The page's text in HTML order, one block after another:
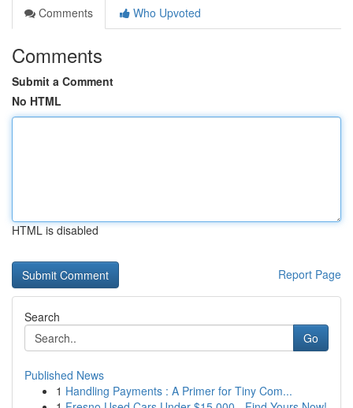
Comments
Who Upvoted
Comments
Submit a Comment
No HTML
HTML is disabled
Report Page
Search
Go
Published News
1 Handling Payments : A Primer for Tiny Com...